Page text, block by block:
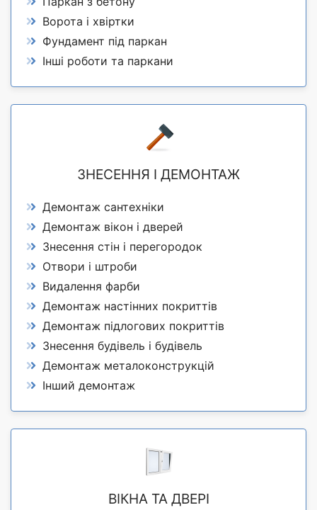
Ворота і хвіртки
Фундамент під паркан
Інші роботи та паркани
ЗНЕСЕННЯ І ДЕМОНТАЖ
Демонтаж сантехніки
Демонтаж вікон і дверей
Знесення стін і перегородок
Отвори і штроби
Видалення фарби
Демонтаж настінних покриттів
Демонтаж підлогових покриттів
Знесення будівель і будівель
Демонтаж металоконструкцій
Інший демонтаж
ВІКНА ТА ДВЕРІ